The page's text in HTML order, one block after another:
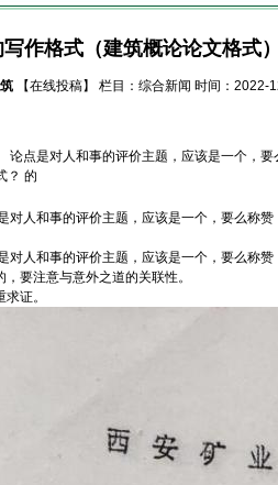
作格式（建筑概论论文格式）
【在线投稿】 栏目： 综合新闻 时间：2022-
论点是对人和事的评价主题，应该是一个，
？ 的
人和事的评价主题，应该是一个，要么称赞
人和事的评价主题，应该是一个，要么称赞
要注意与意外之道的关联性。
证。